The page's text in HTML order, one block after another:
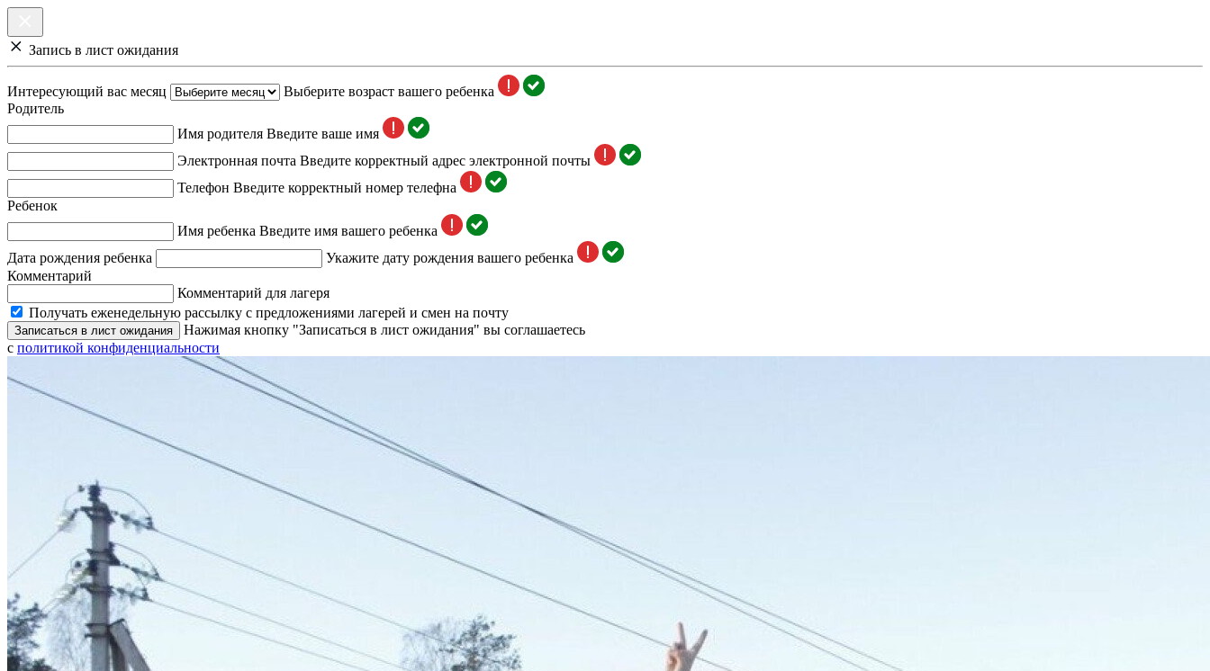
Запись в лист ожидания
Интересующий вас месяц
Выберите возраст вашего ребенка
Родитель
Имя родителя Введите ваше имя
Электронная почта Введите корректный адрес электронной почты
Телефон Введите корректный номер телефна
Ребенок
Имя ребенка Введите имя вашего ребенка
Дата рождения ребенка
Укажите дату рождения вашего ребенка
Комментарий
Комментарий для лагеря
Получать еженедельную рассылку с предложениями лагерей и смен на почту
Записаться в лист ожидания
Нажимая кнопку "Записаться в лист ожидания" вы соглашаетесь
с политикой конфиденциальности